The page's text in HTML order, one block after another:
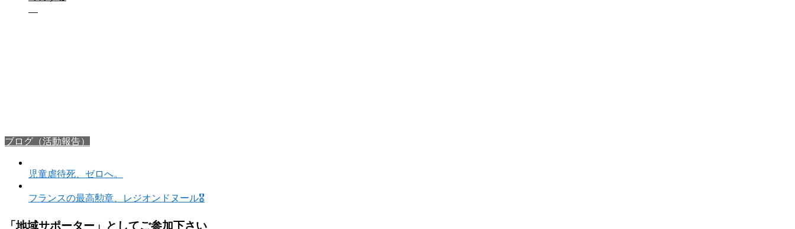
ブログ（活動報告）
児童虐待死、ゼロへ。
フランスの最高勲章、レジオンドヌール🎖️
「地域サポーター」としてご参加下さい